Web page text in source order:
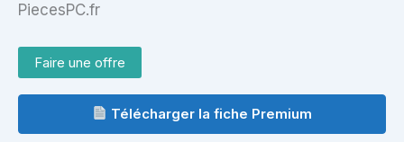
PiecesPC.fr
Faire une offre
Télécharger la fiche Premium